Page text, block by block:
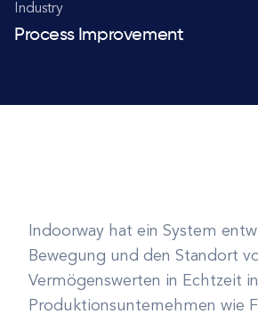
Industry
Process Improvement
Indoorway hat ein System
Bewegung und den Standort
Vermögenswerten in Echtzeit in
Produktionsunternehmen wie